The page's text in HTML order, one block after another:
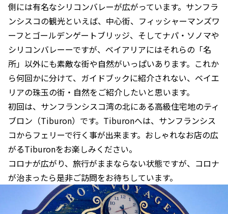
側には有名なシリコンバレーが広がっています。サンフラ
ンシスコの観光といえば、中心街、フィッシャーマンズワ
ーフとゴールデンゲートブリッジ、そしてナパ・ソノマや
シリコンバレーーですが、ベイアリアにはそれらの「名
所」以外にも素敵な街や自然がいっぱいあります。これか
ら何回かに分けて、ガイドブックに紹介されない、ベイエ
リアの珠玉の街・自然をご紹介したいと思います。
初回は、サンフランシスコ湾の北にある高級住宅地のティ
ブロン（Tiburon）です。Tiburonへは、サンフランシス
コからフェリーで行く事が出来ます。おしゃれなお店の広
がるTiburonをお楽しみください。
コロナが広がり、旅行がままならない状態ですが、コロナ
が治まったら是非ご訪問をお待ちしています。